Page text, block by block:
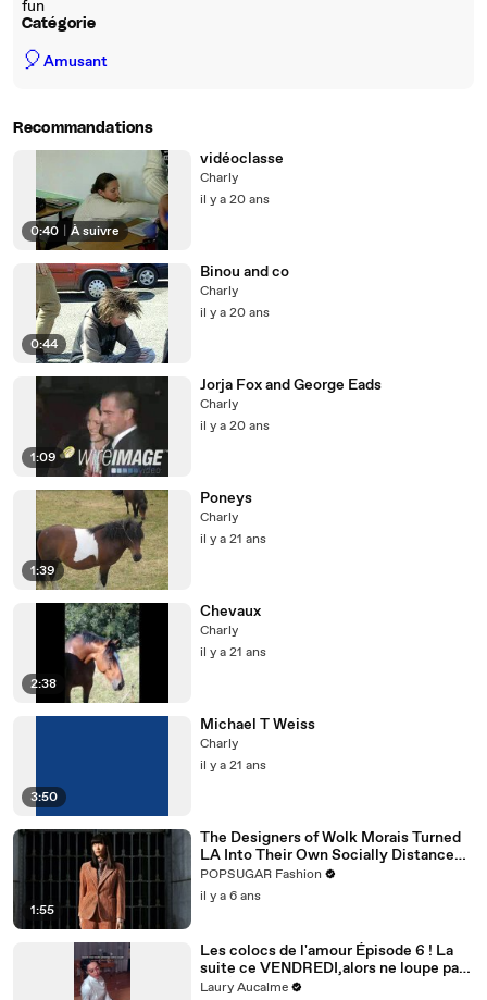
fun
Catégorie
🎈Amusant
Recommandations
0:40 À suivre
vidéoclasse
Charly
il y a 20 ans
0:44
Binou and co
Charly
il y a 20 ans
1:09
Jorja Fox and George Eads
Charly
il y a 20 ans
1:39
Poneys
Charly
il y a 21 ans
2:38
Chevaux
Charly
il y a 21 ans
3:50
Michael T Weiss
Charly
il y a 21 ans
1:55
The Designers of Wolk Morais Turned
LA Into Their Own Socially Distanced
Runway
POPSUGAR Fashion
il y a 6 ans
Les colocs de l'amour Épisode 6 ! La
suite ce VENDREDI,alors ne loupe pas
ça! Épisode 6/8 pour la saison 2
Laury Aucalme